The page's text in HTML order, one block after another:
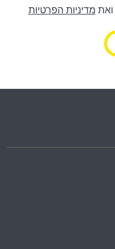
ואת מדיניות הפרטיות